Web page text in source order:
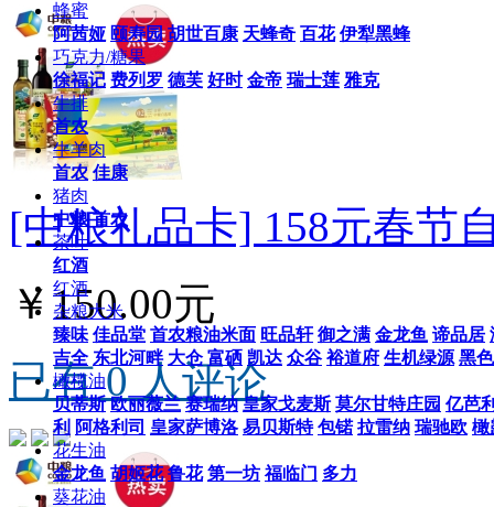
蜂蜜
阿茜娅 颐寿园 胡世百康 天蜂奇 百花 伊犁黑蜂
巧克力/糖果
徐福记 费列罗 德芙 好时 金帝 瑞士莲 雅克
牛排
首农
牛羊肉
首农 佳康
猪肉
中粮 首农
茶叶
红酒
红酒
杂粮大米
臻味 佳品堂 首农粮油米面 旺品轩 御之满 金龙鱼 谛品居
吉全 东北河畔 大仓 富硒 凯达 众谷 裕道府 生机绿源 黑
橄榄油
贝蒂斯 欧丽薇兰 赛瑞纳 皇家戈麦斯 莫尔甘特庄园 亿芭
利 阿格利司 皇家萨博洛 易贝斯特 包锘 拉雷纳 瑞驰欧 橄
花生油
金龙鱼 胡姬花 鲁花 第一坊 福临门 多力
葵花油
[中粮礼品卡] 158元春节
￥150.00元
已有 0 人评论